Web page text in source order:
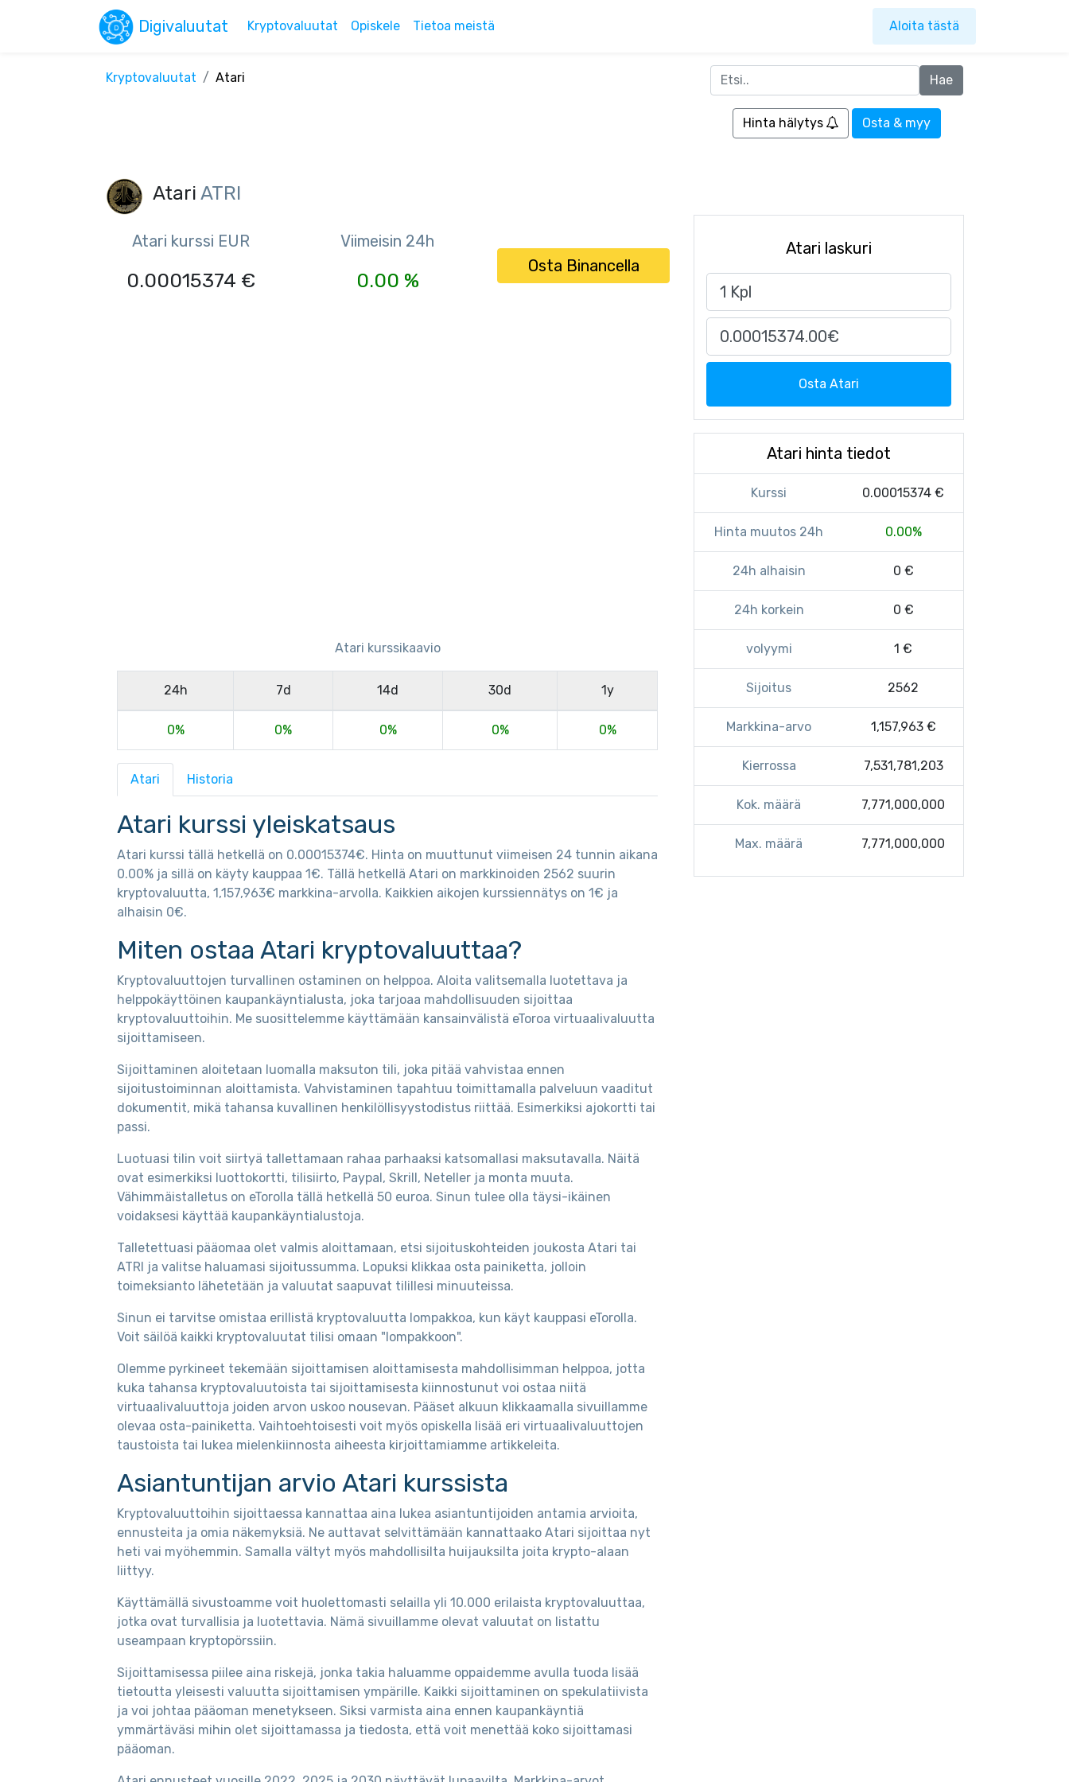
Digivaluutat Kryptovaluutat Opiskele Tietoa meistä Aloita tästä
Kryptovaluutat Atari
Hinta hälytys Osta & myy
Atari ATRI
Atari kurssi EUR
0.00015374 €
Viimeisin 24h
0.00 %
Osta Binancella
Atari kurssikaavio
24h 7d 14d 30d 1y
0% 0% 0% 0% 0%
Atari Historia
Atari kurssi yleiskatsaus
Atari kurssi tällä hetkellä on 0.00015374€. Hinta on muuttunut viimeisen 24 tunnin aikana
0.00% ja sillä on käyty kauppaa 1€. Tällä hetkellä Atari on markkinoiden 2562 suurin
kryptovaluutta, 1,157,963€ markkina-arvolla. Kaikkien aikojen kurssiennätys on 1€ ja
alhaisin 0€.
Miten ostaa Atari kryptovaluuttaa?
Kryptovaluuttojen turvallinen ostaminen on helppoa. Aloita valitsemalla luotettava ja
helppokäyttöinen kaupankäyntialusta, joka tarjoaa mahdollisuuden sijoittaa
kryptovaluuttoihin. Me suosittelemme käyttämään kansainvälistä eToroa virtuaalivaluutta
sijoittamiseen.
Sijoittaminen aloitetaan luomalla maksuton tili, joka pitää vahvistaa ennen
sijoitustoiminnan aloittamista. Vahvistaminen tapahtuu toimittamalla palveluun vaaditut
dokumentit, mikä tahansa kuvallinen henkilöllisyystodistus riittää. Esimerkiksi ajokortti tai
passi.
Luotuasi tilin voit siirtyä tallettamaan rahaa parhaaksi katsomallasi maksutavalla. Näitä
ovat esimerkiksi luottokortti, tilisiirto, Paypal, Skrill, Neteller ja monta muuta.
Vähimmäistalletus on eTorolla tällä hetkellä 50 euroa. Sinun tulee olla täysi-ikäinen
voidaksesi käyttää kaupankäyntialustoja.
Talletettuasi pääomaa olet valmis aloittamaan, etsi sijoituskohteiden joukosta Atari tai
ATRI ja valitse haluamasi sijoitussumma. Lopuksi klikkaa osta painiketta, jolloin
toimeksianto lähetetään ja valuutat saapuvat tilillesi minuuteissa.
Sinun ei tarvitse omistaa erillistä kryptovaluutta lompakkoa, kun käyt kauppasi eTorolla.
Voit säilöä kaikki kryptovaluutat tilisi omaan "lompakkoon".
Olemme pyrkineet tekemään sijoittamisen aloittamisesta mahdollisimman helppoa, jotta
kuka tahansa kryptovaluutoista tai sijoittamisesta kiinnostunut voi ostaa niitä
virtuaalivaluuttoja joiden arvon uskoo nousevan. Pääset alkuun klikkaamalla sivuillamme
olevaa osta-painiketta. Vaihtoehtoisesti voit myös opiskella lisää eri virtuaalivaluuttojen
taustoista tai lukea mielenkiinnosta aiheesta kirjoittamiamme artikkeleita.
Asiantuntijan arvio Atari kurssista
Kryptovaluuttoihin sijoittaessa kannattaa aina lukea asiantuntijoiden antamia arvioita,
ennusteita ja omia näkemyksiä. Ne auttavat selvittämään kannattaako Atari sijoittaa nyt
heti vai myöhemmin. Samalla vältyt myös mahdollisilta huijauksilta joita krypto-alaan
liittyy.
Käyttämällä sivustoamme voit huolettomasti selailla yli 10.000 erilaista kryptovaluuttaa,
jotka ovat turvallisia ja luotettavia. Nämä sivuillamme olevat valuutat on listattu
useampaan kryptopörssiin.
Sijoittamisessa piilee aina riskejä, jonka takia haluamme oppaidemme avulla tuoda lisää
tietoutta yleisesti valuutta sijoittamisen ympärille. Kaikki sijoittaminen on spekulatiivista
ja voi johtaa pääoman menetykseen. Siksi varmista aina ennen kaupankäyntiä
ymmärtäväsi mihin olet sijoittamassa ja tiedosta, että voit menettää koko sijoittamasi
pääoman.
Atari laskuri
Osta Atari
Atari hinta tiedot
Kurssi 0.00015374 €
Hinta muutos 24h 0.00%
24h alhaisin 0 €
24h korkein 0 €
volyymi 1 €
Sijoitus 2562
Markkina-arvo 1,157,963 €
Kierrossa 7,531,781,203
Kok. määrä 7,771,000,000
Max. määrä 7,771,000,000